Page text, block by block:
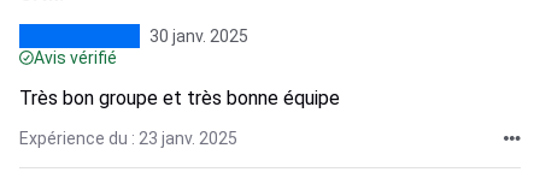
30 janv. 2025
Avis vérifié
Très bon groupe et très bonne équipe
Expérience du : 23 janv. 2025